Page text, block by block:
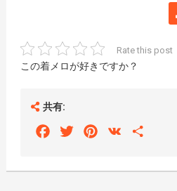
Rate this post
この着メロが好きですか？
共有:
FacebookTwitterPinterest
VK